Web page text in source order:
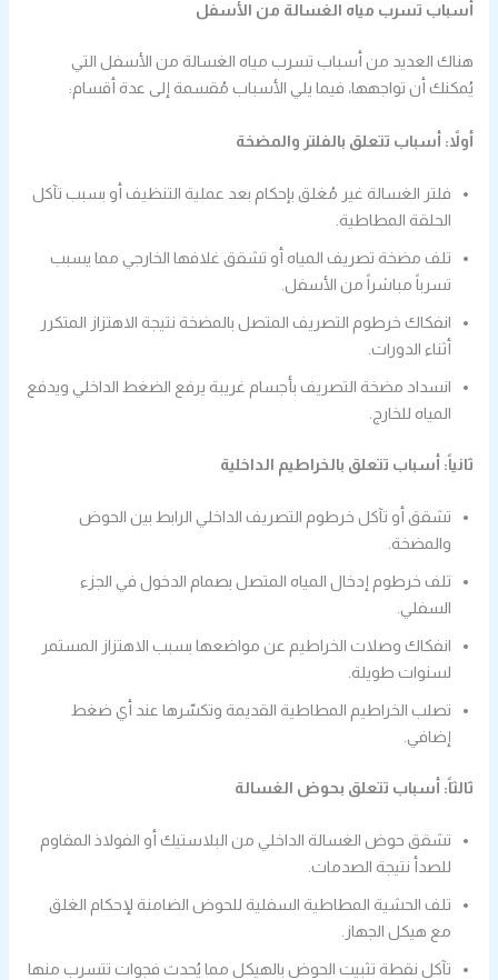
أسباب تسرب مياه الغسالة من الأسفل
هناك العديد من أسباب تسرب مياه الغسالة من الأسفل التي
يُمكنك أن تواجهها، فيما يلي الأسباب مُقسمة إلى عدة أقسام:
أولاً: أسباب تتعلق بالفلتر والمضخة
فلتر الغسالة غير مُغلق بإحكام بعد عملية التنظيف أو بسبب تآكل
الحلقة المطاطية.
تلف مضخة تصريف المياه أو تشقق غلافها الخارجي مما يسبب
تسرباً مباشراً من الأسفل.
انفكاك خرطوم التصريف المتصل بالمضخة نتيجة الاهتزاز المتكرر
أثناء الدورات.
انسداد مضخة التصريف بأجسام غريبة يرفع الضغط الداخلي ويدفع
المياه للخارج.
ثانياً: أسباب تتعلق بالخراطيم الداخلية
تشقق أو تآكل خرطوم التصريف الداخلي الرابط بين الحوض
والمضخة.
تلف خرطوم إدخال المياه المتصل بصمام الدخول في الجزء
السفلي.
انفكاك وصلات الخراطيم عن مواضعها بسبب الاهتزاز المستمر
لسنوات طويلة.
تصلب الخراطيم المطاطية القديمة وتكسّرها عند أي ضغط
إضافي.
ثالثاً: أسباب تتعلق بحوض الغسالة
تشقق حوض الغسالة الداخلي من البلاستيك أو الفولاذ المقاوم
للصدأ نتيجة الصدمات.
تلف الحشية المطاطية السفلية للحوض الضامنة لإحكام الغلق
مع هيكل الجهاز.
تآكل نقطة تثبيت الحوض بالهيكل مما يُحدث فجوات تتسرب منها